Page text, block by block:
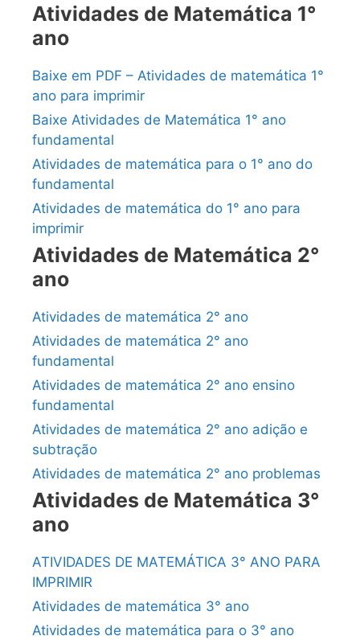
Atividades de Matemática 1°
ano
Baixe em PDF – Atividades de matemática 1°
ano para imprimir
Baixe Atividades de Matemática 1° ano
fundamental
Atividades de matemática para o 1° ano do
fundamental
Atividades de matemática do 1° ano para
imprimir
Atividades de Matemática 2°
ano
Atividades de matemática 2° ano
Atividades de matemática 2° ano
fundamental
Atividades de matemática 2° ano ensino
fundamental
Atividades de matemática 2° ano adição e
subtração
Atividades de matemática 2° ano problemas
Atividades de Matemática 3°
ano
ATIVIDADES DE MATEMÁTICA 3° ANO PARA
IMPRIMIR
Atividades de matemática 3° ano
Atividades de matemática para o 3° ano